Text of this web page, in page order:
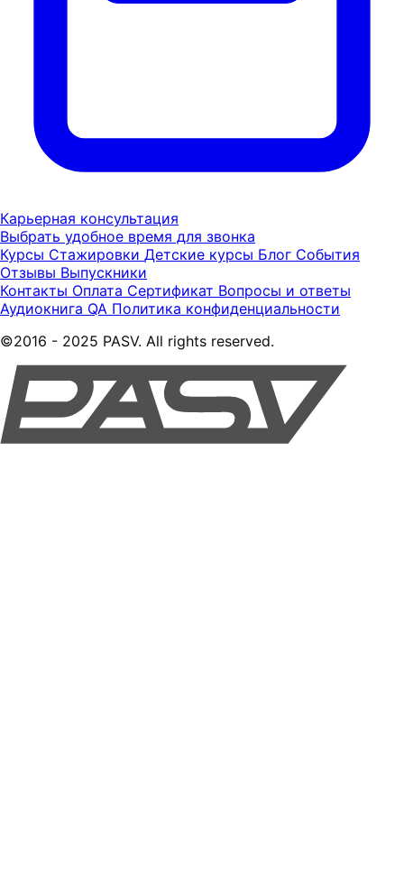
Карьерная консультация
Выбрать удобное время для звонка
Курсы Стажировки Детские курсы Блог События
Отзывы Выпускники
Контакты Оплата Сертификат Вопросы и ответы
Аудиокнига QA Политика конфиденциальности
©2016 - 2025 PASV. All rights reserved.